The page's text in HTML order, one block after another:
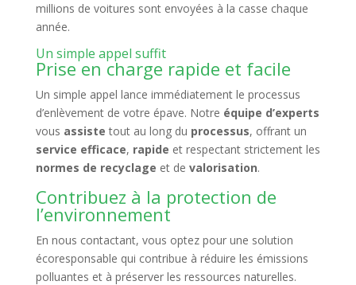
millions de voitures sont envoyées à la casse chaque
année.
Un simple appel suffit
Prise en charge rapide et facile
Un simple appel lance immédiatement le processus
d’enlèvement de votre épave. Notre équipe d’experts
vous assiste tout au long du processus, offrant un
service efficace, rapide et respectant strictement les
normes de recyclage et de valorisation.
Contribuez à la protection de
l’environnement
En nous contactant, vous optez pour une solution
écoresponsable qui contribue à réduire les émissions
polluantes et à préserver les ressources naturelles.